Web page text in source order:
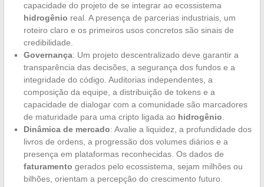
capacidade do projeto de se integrar ao ecossistema
hidrogênio real. A presença de parcerias industriais, um
roteiro claro e os primeiros usos concretos são sinais de
credibilidade.
Governança: Um projeto descentralizado deve garantir a
transparência das decisões, a segurança dos fundos e a
integridade do código. Auditorias independentes, a
composição da equipe, a distribuição de tokens e a
capacidade de dialogar com a comunidade são marcadores
de maturidade para uma cripto ligada ao hidrogênio
Dinâmica de mercado: Avalie a liquidez, a profundidade dos
livros de ordens, a progressão dos volumes diários e a
presença em plataformas reconhecidas. Os dados de
faturamento gerados pelo ecossistema, sejam milhões ou
bilhões, orientam a percepção do crescimento futuro.